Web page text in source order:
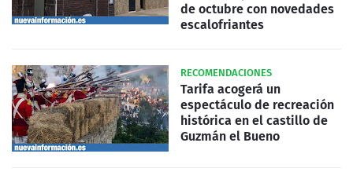
de octubre con novedades
escalofriantes
RECOMENDACIONES
Tarifa acogerá un
espectáculo de recreación
histórica en el castillo de
Guzmán el Bueno